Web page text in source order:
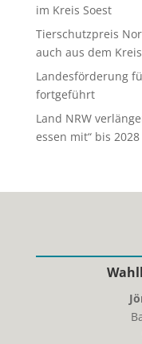
im Kreis Soest
Tierschutzpreis
auch aus dem
Landesförderung
fortgeführt
Land NRW
essen mit“ bis 2028